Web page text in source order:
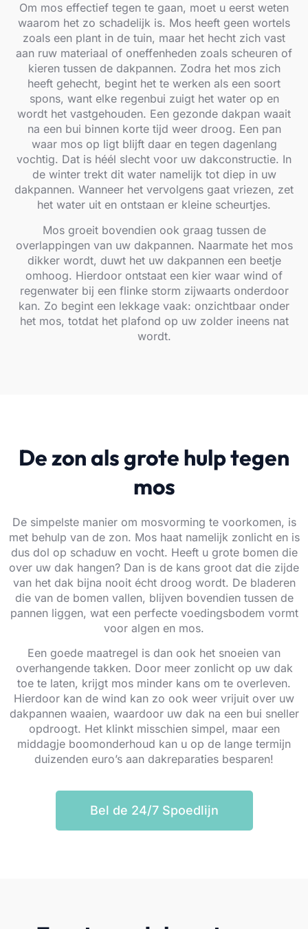
Om mos effectief tegen te gaan, moet u eerst weten
waarom het zo schadelijk is. Mos heeft geen wortels
zoals een plant in de tuin, maar het hecht zich vast
aan ruw materiaal of oneffenheden zoals scheuren of
kieren tussen de dakpannen. Zodra het mos zich
heeft gehecht, begint het te werken als een soort
spons, want elke regenbui zuigt het water op en
wordt het vastgehouden. Een gezonde dakpan waait
na een bui binnen korte tijd weer droog. Een pan
waar mos op ligt blijft daar en tegen dagenlang
vochtig. Dat is héél slecht voor uw dakconstructie. In
de winter trekt dit water namelijk tot diep in uw
dakpannen. Wanneer het vervolgens gaat vriezen, zet
het water uit en ontstaan er kleine scheurtjes.
Mos groeit bovendien ook graag tussen de
overlappingen van uw dakpannen. Naarmate het mos
dikker wordt, duwt het uw dakpannen een beetje
omhoog. Hierdoor ontstaat een kier waar wind of
regenwater bij een flinke storm zijwaarts onderdoor
kan. Zo begint een lekkage vaak: onzichtbaar onder
het mos, totdat het plafond op uw zolder ineens nat
wordt.
De zon als grote hulp tegen
mos
De simpelste manier om mosvorming te voorkomen, is
met behulp van de zon. Mos haat namelijk zonlicht en is
dus dol op schaduw en vocht. Heeft u grote bomen die
over uw dak hangen? Dan is de kans groot dat die zijde
van het dak bijna nooit écht droog wordt. De bladeren
die van de bomen vallen, blijven bovendien tussen de
pannen liggen, wat een perfecte voedingsbodem vormt
voor algen en mos.
Een goede maatregel is dan ook het snoeien van
overhangende takken. Door meer zonlicht op uw dak
toe te laten, krijgt mos minder kans om te overleven.
Hierdoor kan de wind kan zo ook weer vrijuit over uw
dakpannen waaien, waardoor uw dak na een bui sneller
opdroogt. Het klinkt misschien simpel, maar een
middagje boomonderhoud kan u op de lange termijn
duizenden euro’s aan dakreparaties besparen!
Bel de 24/7 Spoedlijn